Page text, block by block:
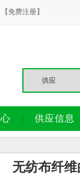
【免费注册】
供应信息
无纺布纤